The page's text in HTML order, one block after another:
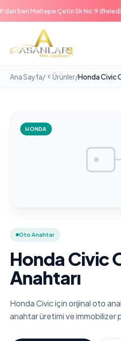
beri Maltepe Çetin Sk No:9 (Belediye
Ana Sayfa/ Ürünler/Honda Civic
HONDA
Oto Anahtar
Honda Civic
Anahtarı
Honda Civic için orijinal oto
anahtar üretimi ve immobilizer